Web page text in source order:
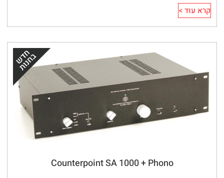
קרא עוד >
Counterpoint SA 1000 + Phono